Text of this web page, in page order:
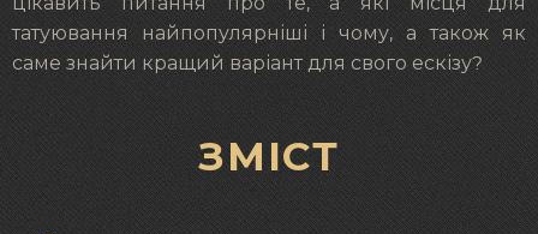
татуювання найпопулярніші і чому, а також як
саме знайти кращий варіант для свого ескізу?
ЗМІСТ